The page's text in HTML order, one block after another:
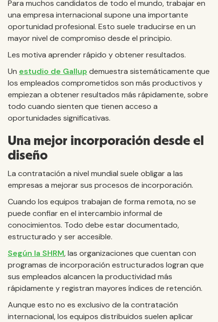
Para muchos candidatos de todo el mundo, trabajar en
una empresa internacional supone una importante
oportunidad profesional. Esto suele traducirse en un
mayor nivel de compromiso desde el principio.
Les motiva aprender rápido y obtener resultados.
Un estudio de Gallup demuestra sistemáticamente que
los empleados comprometidos son más productivos y
empiezan a obtener resultados más rápidamente, sobre
todo cuando sienten que tienen acceso a
oportunidades significativas.
Una mejor incorporación desde el
diseño
La contratación a nivel mundial suele obligar a las
empresas a mejorar sus procesos de incorporación.
Cuando los equipos trabajan de forma remota, no se
puede confiar en el intercambio informal de
conocimientos. Todo debe estar documentado,
estructurado y ser accesible.
Según la SHRM, las organizaciones que cuentan con
programas de incorporación estructurados logran que
sus empleados alcancen la productividad más
rápidamente y registran mayores índices de retención.
Aunque esto no es exclusivo de la contratación
internacional, los equipos distribuidos suelen aplicar